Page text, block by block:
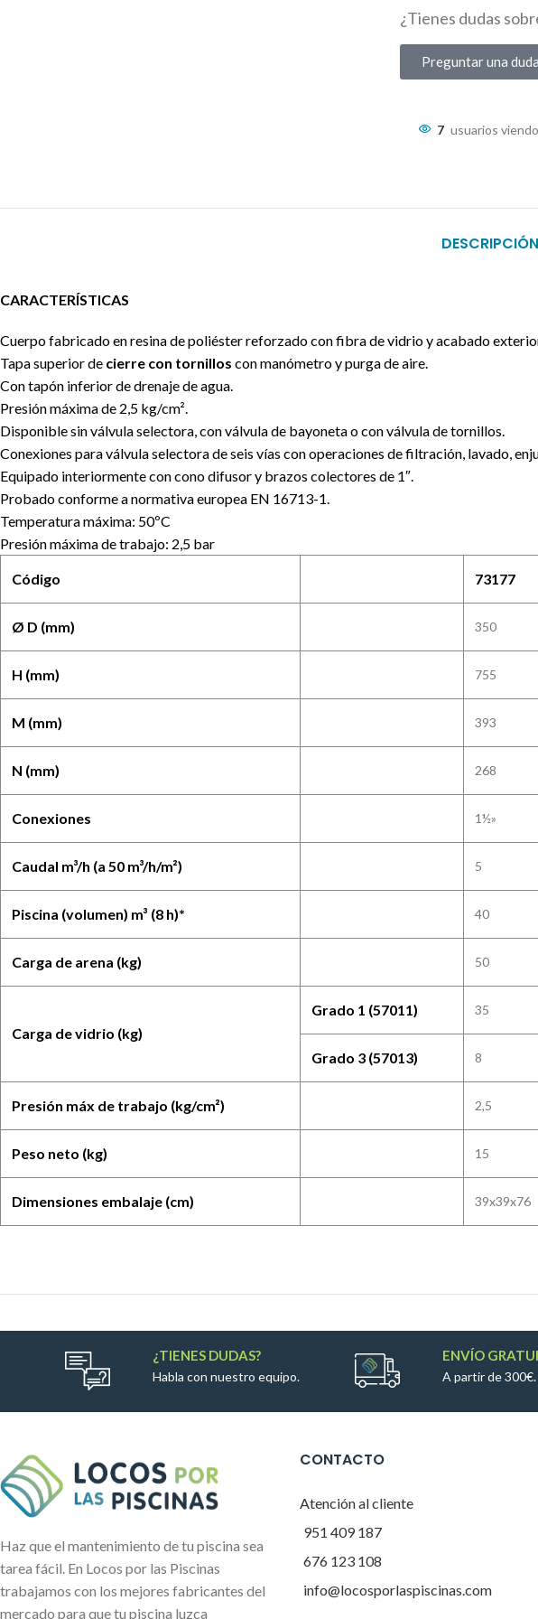
¿Tienes dudas
Preguntar una duda
7 usuarios
DESCRIPCIÓN
CARACTERÍSTICAS
Cuerpo fabricado en resina de poliéster reforzado con fibra de vidrio y acabado
Tapa superior de cierre con tornillos con manómetro y purga de aire.
Con tapón inferior de drenaje de agua.
Presión máxima de 2,5 kg/cm².
Disponible sin válvula selectora, con válvula de bayoneta o con válvula de tornillos.
Conexiones para válvula selectora de seis vías con operaciones de filtración, lavado,
Equipado interiormente con cono difusor y brazos colectores de 1″.
Probado conforme a normativa europea EN 16713-1.
Temperatura máxima: 50ºC
Presión máxima de trabajo: 2,5 bar
Código 73177
Ø D (mm) 350
H (mm) 755
M (mm) 393
N (mm) 268
Conexiones 1½»
Caudal m³/h (a 50 m³/h/m²) 5
Piscina (volumen) m³ (8 h)* 40
Carga de arena (kg) 50
Carga de vidrio (kg)
Grado 1 (57011) 35
Grado 3 (57013) 8
Presión máx de trabajo (kg/cm²) 2,5
Peso neto (kg) 15
Dimensiones embalaje (cm) 39x39x76
¿TIENES DUDAS?
Habla con nuestro equipo.
ENVÍO
A partir de 300€.
Haz que el mantenimiento de tu piscina sea
tarea fácil. En Locos por las Piscinas
trabajamos con los mejores fabricantes del
mercado para que tu piscina luzca
CONTACTO
Atención al cliente
951 409 187
676 123 108
info@locosporlaspiscinas.com